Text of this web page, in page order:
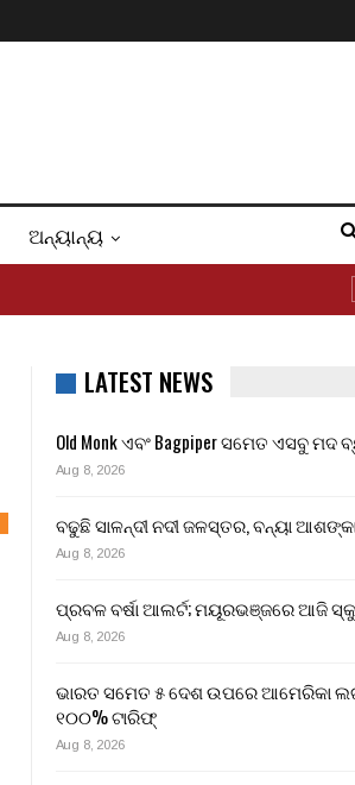
ଅନ୍ୟାନ୍ୟ
LATEST NEWS
Old Monk ଏବଂ Bagpiper ସମେତ ଏସବୁ ମଦ
Aug 8, 2026
ବଢୁଛି ସାଳନ୍ଦୀ ନଦୀ ଜଳସ୍ତର, ବନ୍ୟା
Aug 8, 2026
ପ୍ରବଳ ବର୍ଷା ଆଲର୍ଟ; ମୟୂରଭଞ୍ଜରେ ଆଜି
Aug 8, 2026
ଭାରତ ସମେତ ୫ ଦେଶ ଉପରେ ଆମେରିକା
୧୦୦% ଟାରିଫ୍
Aug 8, 2026